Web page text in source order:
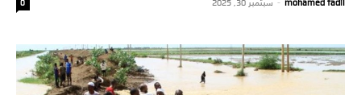
mohamed fadil
- سبتمبر 30, 2025 0